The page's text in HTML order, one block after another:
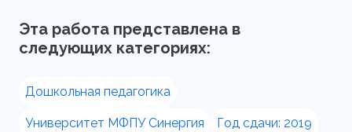
Эта работа представлена в
следующих категориях:
Дошкольная педагогика
Университет МФПУ Синергия Год сдачи: 2019